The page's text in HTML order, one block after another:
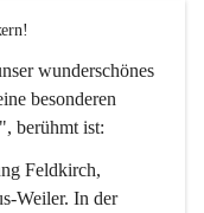
wunderschönes
besonderen
berühmt ist:
Feldkirch,
Weiler. In der